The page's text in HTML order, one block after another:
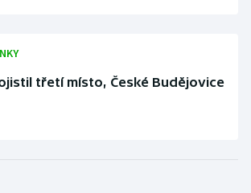
třetí místo, České Budějovice